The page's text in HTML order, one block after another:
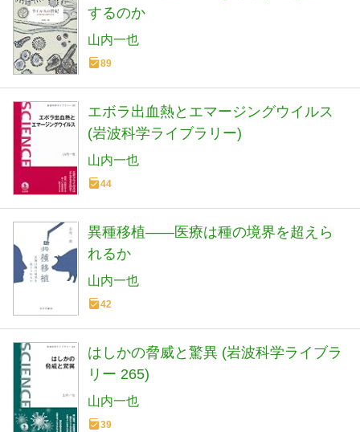
するのか
山内一也
89
エボラ出血熱とエマージングウイルス
(岩波科学ライブラリー)
山内一也
44
異種移植――医療は種の境界を超えら
れるか
山内一也
42
はしかの脅威と驚異 (岩波科学ライブラ
リー 265)
山内一也
39